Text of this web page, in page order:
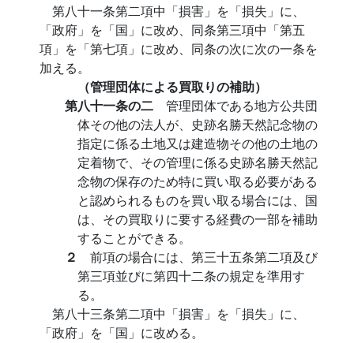
第八十一条第二項中「損害」を「損失」に、
「政府」を「国」に改め、同条第三項中「第五
項」を「第七項」に改め、同条の次に次の一条を
加える。
（管理団体による買取りの補助）
第八十一条の二 管理団体である地方公共団
体その他の法人が、史跡名勝天然記念物の
指定に係る土地又は建造物その他の土地の
定着物で、その管理に係る史跡名勝天然記
念物の保存のため特に買い取る必要がある
と認められるものを買い取る場合には、国
は、その買取りに要する経費の一部を補助
することができる。
２ 前項の場合には、第三十五条第二項及び
第三項並びに第四十二条の規定を準用す
る。
第八十三条第二項中「損害」を「損失」に、
「政府」を「国」に改める。